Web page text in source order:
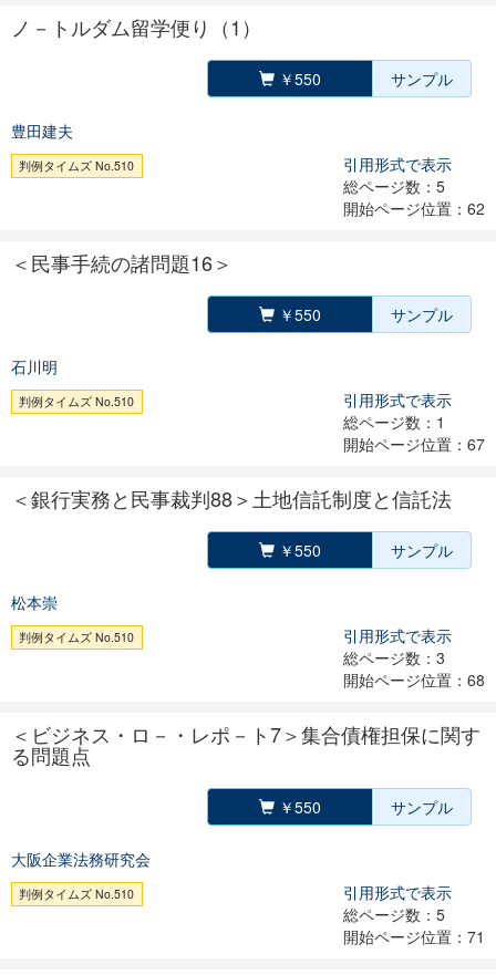
ノ－トルダム留学便り（1）
￥550 サンプル
豊田建夫
判例タイムズ No.510
引用形式で表示
総ページ数：5
開始ページ位置：62
＜民事手続の諸問題16＞
￥550 サンプル
石川明
判例タイムズ No.510
引用形式で表示
総ページ数：1
開始ページ位置：67
＜銀行実務と民事裁判88＞土地信託制度と信託法
￥550 サンプル
松本崇
判例タイムズ No.510
引用形式で表示
総ページ数：3
開始ページ位置：68
＜ビジネス・ロ－・レポ－ト7＞集合債権担保に関す
る問題点
￥550 サンプル
大阪企業法務研究会
判例タイムズ No.510
引用形式で表示
総ページ数：5
開始ページ位置：71